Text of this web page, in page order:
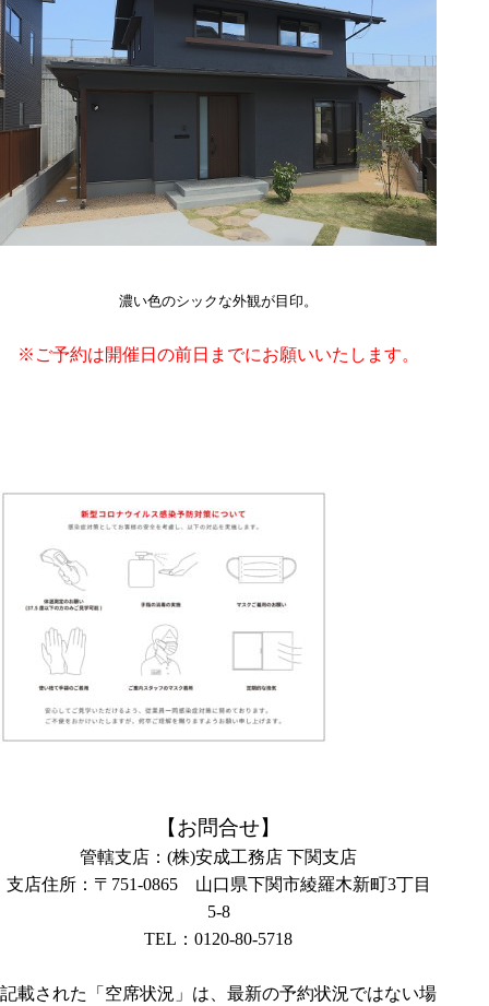
濃い色のシックな外観が目印。
※ご予約は開催日の前日までにお願いいたします。
【お問合せ】
管轄支店：(株)安成工務店 下関支店
支店住所：〒 751-0865山口県下関市綾羅木新町3丁目
5-8
TEL：0120-80-5718
記載された「空席状況」は、最新の予約状況ではない場